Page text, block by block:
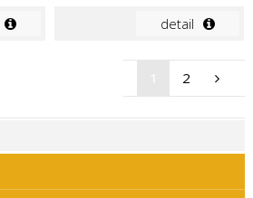
detail
2